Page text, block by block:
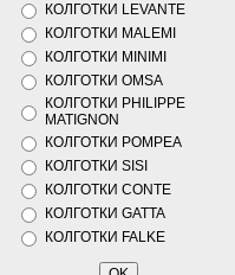
КОЛГОТКИ LEVANTE
КОЛГОТКИ MALEMI
КОЛГОТКИ MINIMI
КОЛГОТКИ OMSA
КОЛГОТКИ PHILIPPE
MATIGNON
КОЛГОТКИ POMPEA
КОЛГОТКИ SISI
КОЛГОТКИ CONTE
КОЛГОТКИ GATTA
КОЛГОТКИ FALKE